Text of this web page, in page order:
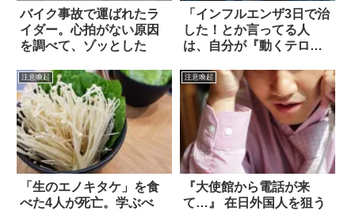
バイク事故で運ばれたラ
イダー。心拍がない原因
を調べて、ゾッとした
「インフルエンザ3日で治
した！とか言ってる人
は、自分が『動くテロ』
注意喚起
「生のエノキタケ」を食
べた4人が死亡。学ぶべ
注意喚起
『大使館から電話が来
て…』 在日外国人を狙う